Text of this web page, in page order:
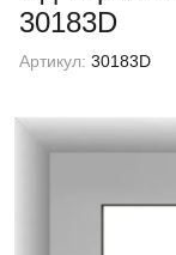
30183D
Артикул: 30183D